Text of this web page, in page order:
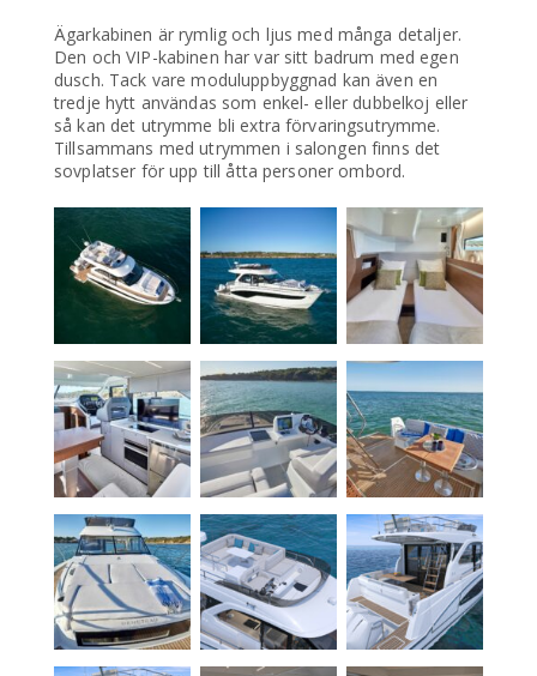
Ägarkabinen är rymlig och ljus med många detaljer.
Den och VIP-kabinen har var sitt badrum med egen
dusch. Tack vare moduluppbyggnad kan även en
tredje hytt användas som enkel- eller dubbelkoj eller
så kan det utrymme bli extra förvaringsutrymme.
Tillsammans med utrymmen i salongen finns det
sovplatser för upp till åtta personer ombord.